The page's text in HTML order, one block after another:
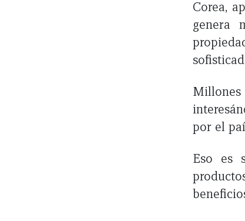
Corea,
genera
por el
Eso es